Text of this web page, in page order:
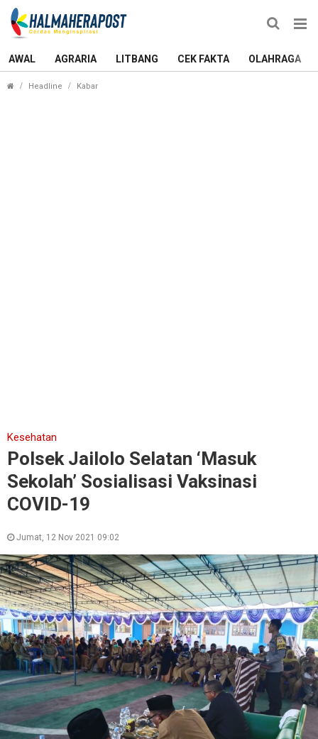
AWAL AGRARIA LITBANG CEK FAKTA OLAHRAGA
Headline Kabar
Kesehatan
Polsek Jailolo Selatan ‘Masuk
Sekolah’ Sosialisasi Vaksinasi
COVID-19
Jumat, 12 Nov 2021 09:02